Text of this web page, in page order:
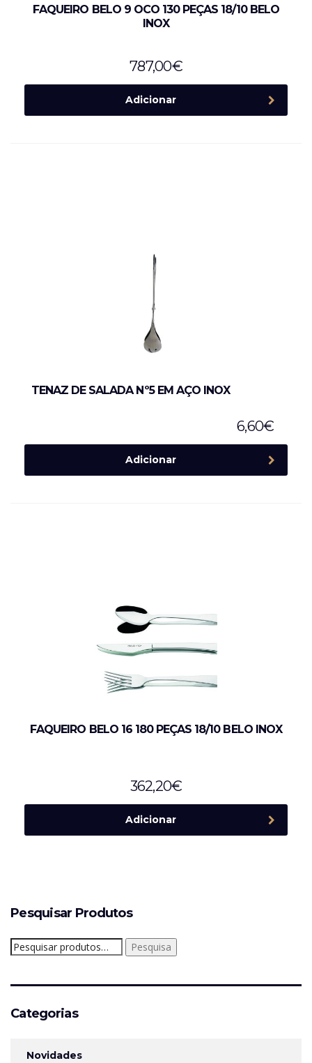
FAQUEIRO BELO 9 OCO 130 PEÇAS 18/10 BELO
INOX
787,00€
Adicionar
TENAZ DE SALADA Nº5 EM AÇO INOX
6,60€
Adicionar
FAQUEIRO BELO 16 180 PEÇAS 18/10 BELO INOX
362,20€
Adicionar
Pesquisar Produtos
Pesquisar
por:
Pesquisa
Categorias
Novidades